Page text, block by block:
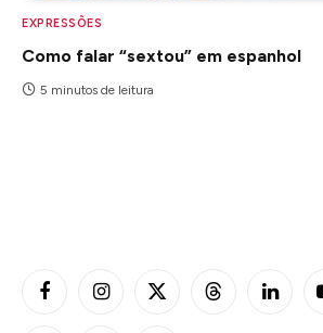
EXPRESSÕES
Como falar “sextou” em espanhol
5 minutos de leitura
FacebookInstagramX
Threads LinkedIn